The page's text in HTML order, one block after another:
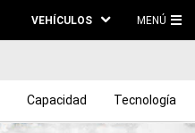
VEHÍCULOS MENÚ
Capacidad Tecnología